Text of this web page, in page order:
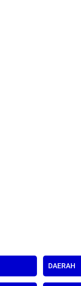
DAERAH